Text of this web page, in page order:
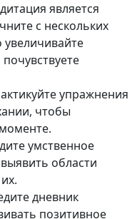
является
с нескольких
упражнения
чтобы
умственное
области
дневник
позитивное